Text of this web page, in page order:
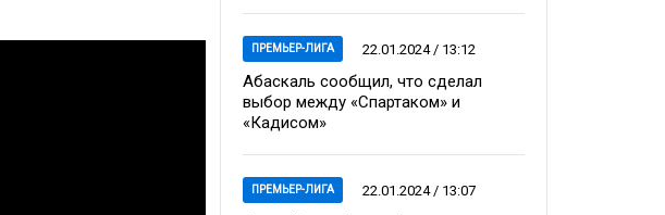
ПРЕМЬЕР-ЛИГА 22.01.2024 / 13:12
Абаскаль сообщил, что сделал
выбор между «Спартаком» и
«Кадисом»
ПРЕМЬЕР-ЛИГА 22.01.2024 / 13:07